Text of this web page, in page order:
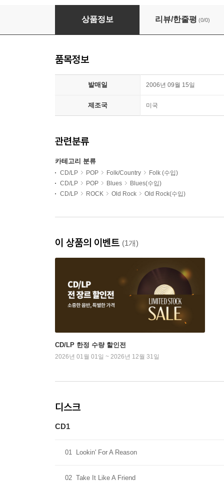
Creedence Clearwater Revival (CCR C.C.R.)
상품정보 리뷰/한줄평 (0/0)
품목정보
발매일 2006년 09월 15일
제조국 미국
관련분류
카테고리 분류
CD/LP POP Folk/Country
Folk (수입)
CD/LP
POP Blues
Blues(수입)
CD/LP
ROCK Old Rock Old Rock(수입)
이 상품의 이벤트 (1개)
CD/LP 한정 수량 할인전
2026년 01월 01일 ~ 2026년 12월 31일
디스크
CD1
01 Lookin' For A Reason
02 Take It Like A Friend